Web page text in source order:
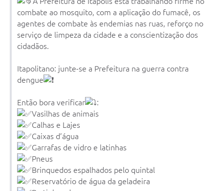
Documentos
Distritos
Água de Qualidade
Gasoduto (Gás Natural)
Bairros Rurais
História
Galeria de Fotos
Ouvidoria Municipal
Audiências Públicas
combate ao mosquito, com a aplicação do fumacê, os
agentes de combate às endemias nas ruas, reforço no
serviço de limpeza da cidade e a conscientização dos
cidadãos.
Itapolitano: junte-se a Prefeitura na guerra contra
dengue
Então bora verificar
:
Vasilhas de animais
Calhas e Lajes
Caixas d’água
Garrafas de vidro e latinhas
Pneus
Brinquedos espalhados pelo quintal
Reservatório de água da geladeira